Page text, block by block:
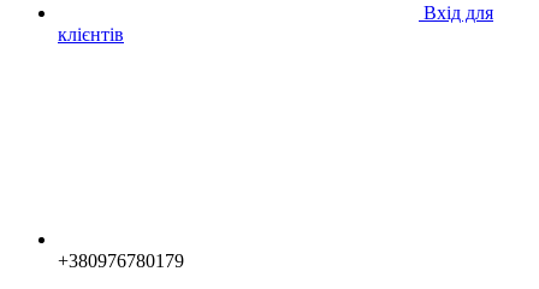
Вхід для
клієнтів
+380976780179